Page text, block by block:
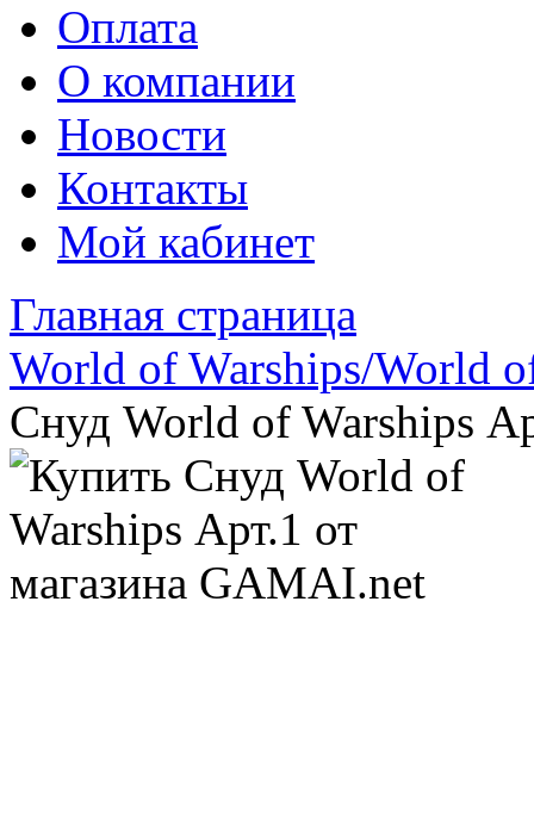
Оплата
О компании
Новости
Контакты
Мой кабинет
Главная страница
World of Warships/World
Снуд World of Warships